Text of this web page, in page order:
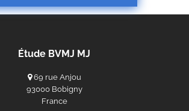
Étude BVMJ MJ
69 rue Anjou
93000 Bobigny
France